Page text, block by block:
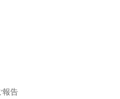
報告